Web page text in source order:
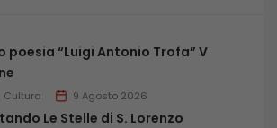
poesia “Luigi Antonio Trofa” V
Cultura 9 Agosto 2026
Le Stelle di S. Lorenzo